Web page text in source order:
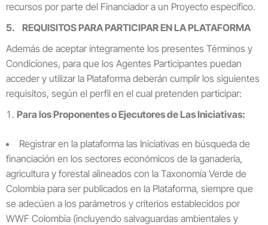
recursos por parte del Financiador a un Proyecto específico.
5. REQUISITOS PARA PARTICIPAR EN LA PLATAFORMA
Además de aceptar íntegramente los presentes Términos y
Condiciones, para que los Agentes Participantes puedan
acceder y utilizar la Plataforma deberán cumplir los siguientes
requisitos, según el perfil en el cual pretenden participar:
Para los Proponentes o Ejecutores de Las Iniciativas:
Registrar en la plataforma las Iniciativas en búsqueda de
financiación en los sectores económicos de la ganadería,
agricultura y forestal alineados con la Taxonomía Verde de
Colombia para ser publicados en la Plataforma, siempre que
se adecúen a los parámetros y criterios establecidos por
WWF Colombia (incluyendo salvaguardas ambientales y